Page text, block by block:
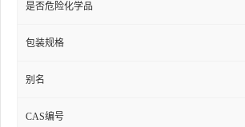
是否危险化学品
包装规格
别名
CAS编号